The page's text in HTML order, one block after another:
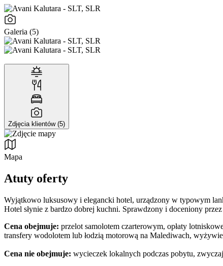
Galeria (5)
Zdjęcia klientów (5)
Mapa
Atuty oferty
Wyjątkowo luksusowy i elegancki hotel, urządzony w typowym
Hotel słynie z bardzo dobrej kuchni. Sprawdzony i doceniony
Cena obejmuje: przelot samolotem czarterowym, opłaty
transfery wodolotem lub łodzią motorową na Malediwach,
Cena nie obejmuje: wycieczek lokalnych podczas pobytu,